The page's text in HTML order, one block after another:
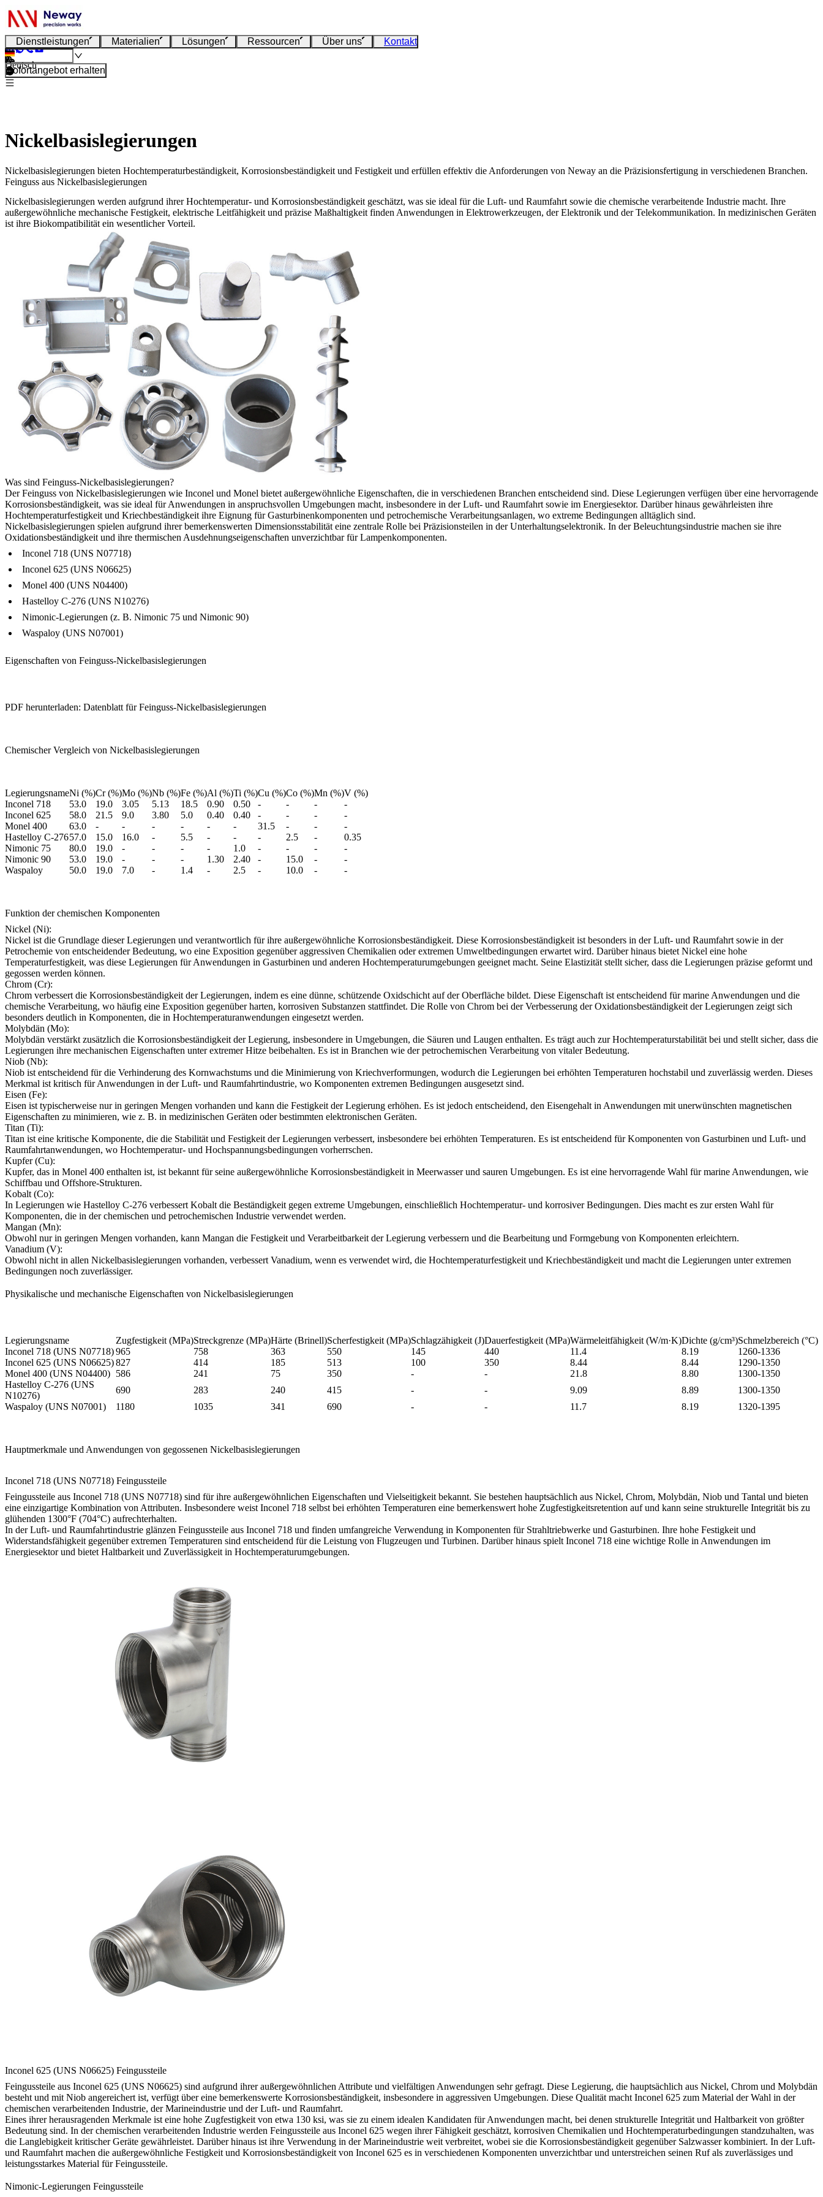
Dienstleistungen Materialien Lösungen Ressourcen Über uns Kontakt
Deutsch
Sofortangebot erhalten
Nickelbasislegierungen
Nickelbasislegierungen bieten Hochtemperaturbeständigkeit, Korrosionsbeständigkeit und Festigkeit und erfüllen effektiv die Anforderungen von Neway an die Präzisionsfertigung in verschiedenen Branchen.
Feinguss aus Nickelbasislegierungen
Nickelbasislegierungen werden aufgrund ihrer Hochtemperatur- und Korrosionsbeständigkeit geschätzt, was sie ideal für die Luft- und Raumfahrt sowie die chemische verarbeitende Industrie macht. Ihre
außergewöhnliche mechanische Festigkeit, elektrische Leitfähigkeit und präzise Maßhaltigkeit finden Anwendungen in Elektrowerkzeugen, der Elektronik und der Telekommunikation. In medizinischen Geräten
ist ihre Biokompatibilität ein wesentlicher Vorteil.
Was sind Feinguss-Nickelbasislegierungen?
Der Feinguss von Nickelbasislegierungen wie Inconel und Monel bietet außergewöhnliche Eigenschaften, die in verschiedenen Branchen entscheidend sind. Diese Legierungen verfügen über eine hervorragende
Korrosionsbeständigkeit, was sie ideal für Anwendungen in anspruchsvollen Umgebungen macht, insbesondere in der Luft- und Raumfahrt sowie im Energiesektor. Darüber hinaus gewährleisten ihre
Hochtemperaturfestigkeit und Kriechbeständigkeit ihre Eignung für Gasturbinenkomponenten und petrochemische Verarbeitungsanlagen, wo extreme Bedingungen alltäglich sind.
Nickelbasislegierungen spielen aufgrund ihrer bemerkenswerten Dimensionsstabilität eine zentrale Rolle bei Präzisionsteilen in der Unterhaltungselektronik. In der Beleuchtungsindustrie machen sie ihre
Oxidationsbeständigkeit und ihre thermischen Ausdehnungseigenschaften unverzichtbar für Lampenkomponenten.
Inconel 718 (UNS N07718)
Inconel 625 (UNS N06625)
Monel 400 (UNS N04400)
Hastelloy C-276 (UNS N10276)
Nimonic-Legierungen (z. B. Nimonic 75 und Nimonic 90)
Waspaloy (UNS N07001)
Eigenschaften von Feinguss-Nickelbasislegierungen
PDF herunterladen: Datenblatt für Feinguss-Nickelbasislegierungen
Chemischer Vergleich von Nickelbasislegierungen
LegierungsnameNi (%)Cr (%)Mo (%)Nb (%)Fe (%)Al (%)Ti (%)Cu (%)Co (%)Mn (%)V (%)
Inconel 718
53.0 19.0 3.05 5.13 18.5 0.90 0.50 - - -
-
Inconel 625
58.0 21.5 9.0 3.80 5.0 0.40 0.40 - - -
-
Monel 400
63.0 - - - - - - 31.5 - -
-
Hastelloy C-27657.0 15.0 16.0 - 5.5 - - - 2.5 -
0.35
Nimonic 75
80.0 19.0 - - - - 1.0 - - -
-
Nimonic 90
53.0 19.0 - - - 1.30 2.40 - 15.0 -
-
Waspaloy
50.0 19.0 7.0 - 1.4 - 2.5 - 10.0 - -
Funktion der chemischen Komponenten
Nickel (Ni):
Nickel ist die Grundlage dieser Legierungen und verantwortlich für ihre außergewöhnliche Korrosionsbeständigkeit. Diese Korrosionsbeständigkeit ist besonders in der Luft- und Raumfahrt sowie in der
Petrochemie von entscheidender Bedeutung, wo eine Exposition gegenüber aggressiven Chemikalien oder extremen Umweltbedingungen erwartet wird. Darüber hinaus bietet Nickel eine hohe
Temperaturfestigkeit, was diese Legierungen für Anwendungen in Gasturbinen und anderen Hochtemperaturumgebungen geeignet macht. Seine Elastizität stellt sicher, dass die Legierungen präzise geformt und
gegossen werden können.
Chrom (Cr):
Chrom verbessert die Korrosionsbeständigkeit der Legierungen, indem es eine dünne, schützende Oxidschicht auf der Oberfläche bildet. Diese Eigenschaft ist entscheidend für marine Anwendungen und die
chemische Verarbeitung, wo häufig eine Exposition gegenüber harten, korrosiven Substanzen stattfindet. Die Rolle von Chrom bei der Verbesserung der Oxidationsbeständigkeit der Legierungen zeigt sich
besonders deutlich in Komponenten, die in Hochtemperaturanwendungen eingesetzt werden.
Molybdän (Mo):
Molybdän verstärkt zusätzlich die Korrosionsbeständigkeit der Legierung, insbesondere in Umgebungen, die Säuren und Laugen enthalten. Es trägt auch zur Hochtemperaturstabilität bei und stellt sicher, dass die
Legierungen ihre mechanischen Eigenschaften unter extremer Hitze beibehalten. Es ist in Branchen wie der petrochemischen Verarbeitung von vitaler Bedeutung.
Niob (Nb):
Niob ist entscheidend für die Verhinderung des Kornwachstums und die Minimierung von Kriechverformungen, wodurch die Legierungen bei erhöhten Temperaturen hochstabil und zuverlässig werden. Dieses
Merkmal ist kritisch für Anwendungen in der Luft- und Raumfahrtindustrie, wo Komponenten extremen Bedingungen ausgesetzt sind.
Eisen (Fe):
Eisen ist typischerweise nur in geringen Mengen vorhanden und kann die Festigkeit der Legierung erhöhen. Es ist jedoch entscheidend, den Eisengehalt in Anwendungen mit unerwünschten magnetischen
Eigenschaften zu minimieren, wie z. B. in medizinischen Geräten oder bestimmten elektronischen Geräten.
Titan (Ti):
Titan ist eine kritische Komponente, die die Stabilität und Festigkeit der Legierungen verbessert, insbesondere bei erhöhten Temperaturen. Es ist entscheidend für Komponenten von Gasturbinen und Luft- und
Raumfahrtanwendungen, wo Hochtemperatur- und Hochspannungsbedingungen vorherrschen.
Kupfer (Cu):
Kupfer, das in Monel 400 enthalten ist, ist bekannt für seine außergewöhnliche Korrosionsbeständigkeit in Meerwasser und sauren Umgebungen. Es ist eine hervorragende Wahl für marine Anwendungen, wie
Schiffbau und Offshore-Strukturen.
Kobalt (Co):
In Legierungen wie Hastelloy C-276 verbessert Kobalt die Beständigkeit gegen extreme Umgebungen, einschließlich Hochtemperatur- und korrosiver Bedingungen. Dies macht es zur ersten Wahl für
Komponenten, die in der chemischen und petrochemischen Industrie verwendet werden.
Mangan (Mn):
Obwohl nur in geringen Mengen vorhanden, kann Mangan die Festigkeit und Verarbeitbarkeit der Legierung verbessern und die Bearbeitung und Formgebung von Komponenten erleichtern.
Vanadium (V):
Obwohl nicht in allen Nickelbasislegierungen vorhanden, verbessert Vanadium, wenn es verwendet wird, die Hochtemperaturfestigkeit und Kriechbeständigkeit und macht die Legierungen unter extremen
Bedingungen noch zuverlässiger.
Physikalische und mechanische Eigenschaften von Nickelbasislegierungen
Legierungsname Zugfestigkeit (MPa)Streckgrenze (MPa)Härte (Brinell)Scherfestigkeit (MPa)Schlagzähigkeit (J)Dauerfestigkeit (MPa)Wärmeleitfähigkeit (W/m·K)Dichte (g/cm³)Schmelzbereich (°C)
Inconel 718 (UNS N07718)965 758 363 550 145 440 11.4 8.19
1260-1336
Inconel 625 (UNS N06625)827 414 185 513 100 350 8.44 8.44
1290-1350
Monel 400 (UNS N04400) 586 241 75 350 - - 21.8 8.80
1300-1350
Hastelloy C-276 (UNS
N10276)
690 283 240 415 - - 9.09 8.89
1300-1350
Waspaloy (UNS N07001)
1180 1035 341 690 - - 11.7 8.19 1320-1395
Hauptmerkmale und Anwendungen von gegossenen Nickelbasislegierungen
Inconel 718 (UNS N07718) Feingussteile
Feingussteile aus Inconel 718 (UNS N07718) sind für ihre außergewöhnlichen Eigenschaften und Vielseitigkeit bekannt. Sie bestehen hauptsächlich aus Nickel, Chrom, Molybdän, Niob und Tantal und bieten
eine einzigartige Kombination von Attributen. Insbesondere weist Inconel 718 selbst bei erhöhten Temperaturen eine bemerkenswert hohe Zugfestigkeitsretention auf und kann seine strukturelle Integrität bis zu
glühenden 1300°F (704°C) aufrechterhalten.
In der Luft- und Raumfahrtindustrie glänzen Feingussteile aus Inconel 718 und finden umfangreiche Verwendung in Komponenten für Strahltriebwerke und Gasturbinen. Ihre hohe Festigkeit und
Widerstandsfähigkeit gegenüber extremen Temperaturen sind entscheidend für die Leistung von Flugzeugen und Turbinen. Darüber hinaus spielt Inconel 718 eine wichtige Rolle in Anwendungen im
Energiesektor und bietet Haltbarkeit und Zuverlässigkeit in Hochtemperaturumgebungen.
Inconel 625 (UNS N06625) Feingussteile
Feingussteile aus Inconel 625 (UNS N06625) sind aufgrund ihrer außergewöhnlichen Attribute und vielfältigen Anwendungen sehr gefragt. Diese Legierung, die hauptsächlich aus Nickel, Chrom und Molybdän
besteht und mit Niob angereichert ist, verfügt über eine bemerkenswerte Korrosionsbeständigkeit, insbesondere in aggressiven Umgebungen. Diese Qualität macht Inconel 625 zum Material der Wahl in der
chemischen verarbeitenden Industrie, der Marineindustrie und der Luft- und Raumfahrt.
Eines ihrer herausragenden Merkmale ist eine hohe Zugfestigkeit von etwa 130 ksi, was sie zu einem idealen Kandidaten für Anwendungen macht, bei denen strukturelle Integrität und Haltbarkeit von größter
Bedeutung sind. In der chemischen verarbeitenden Industrie werden Feingussteile aus Inconel 625 wegen ihrer Fähigkeit geschätzt, korrosiven Chemikalien und Hochtemperaturbedingungen standzuhalten, was
die Langlebigkeit kritischer Geräte gewährleistet. Darüber hinaus ist ihre Verwendung in der Marineindustrie weit verbreitet, wobei sie die Korrosionsbeständigkeit gegenüber Salzwasser kombiniert. In der Luft-
und Raumfahrt machen die außergewöhnliche Festigkeit und Korrosionsbeständigkeit von Inconel 625 es in verschiedenen Komponenten unverzichtbar und unterstreichen seinen Ruf als zuverlässiges und
leistungsstarkes Material für Feingussteile.
Nimonic-Legierungen Feingussteile